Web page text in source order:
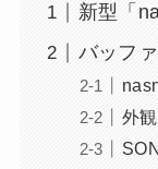
新型「
バッフ
外観